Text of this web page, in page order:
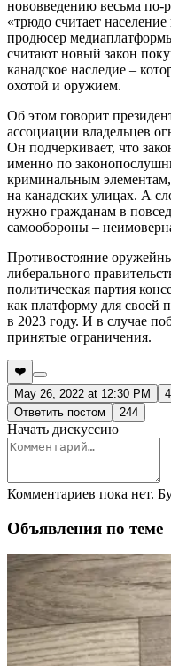
нововведению весьма по-
«трюдо считает
продюсер
считают новый закон
канадское наследие –
охотой и оружием.
Об этом говорит
ассоциации владельцев
Он подчеркивает, что
именно по
криминальным элементам,
на канадских улицах. А
нужно гражданам в
самообороны –
Противостояние
либерального
политическая партия
как платформу для своей
в 2023 году. И в случае
принятые ограничения.
❤️
May 26, 2022 at 12:30 PM
Ответить постом
244
Начать дискуссию
Комментариев пока нет.
Объявления по теме